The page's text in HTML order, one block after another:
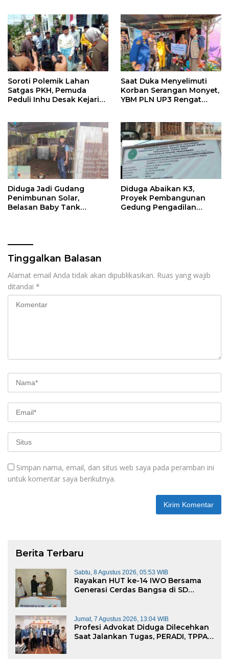
Bulu
Soroti Polemik Lahan
Satgas PKH, Pemuda
Peduli Inhu Desak Kejari
Saat Duka Menyelimuti
Korban Serangan Monyet,
YBM PLN UP3 Rengat
Kemanusiaan
Diduga Jadi Gudang
Penimbunan Solar,
Belasan Baby Tank
Diduga Abaikan K3,
Proyek Pembangunan
Gedung Pengadilan
Tinggalkan Balasan
Alamat email Anda tidak akan dipublikasikan. Ruas yang wajib
ditandai *
Simpan nama, email, dan situs web saya pada peramban ini
untuk komentar saya berikutnya.
Berita Terbaru
Sabtu, 8 Agustus 2026, 05:53 WIB
Rayakan HUT ke-14 IWO Bersama
Generasi Cerdas Bangsa di SD
Jumat, 7 Agustus 2026, 13:04 WIB
Profesi Advokat Diduga Dilecehkan
Saat Jalankan Tugas, PERADI, TPPA,